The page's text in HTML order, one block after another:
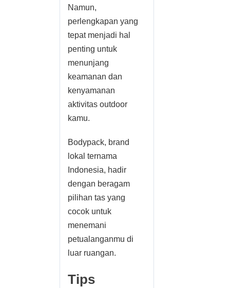
Namun,
perlengkapan yang
tepat menjadi hal
penting untuk
menunjang
keamanan dan
kenyamanan
aktivitas outdoor
kamu.
Bodypack, brand
lokal ternama
Indonesia, hadir
dengan beragam
pilihan tas yang
cocok untuk
menemani
petualanganmu di
luar ruangan.
Tips